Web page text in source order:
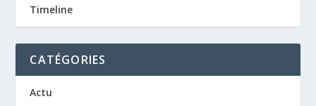
Timeline
CATÉGORIES
Actu